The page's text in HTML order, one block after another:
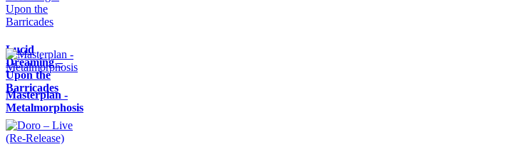
Lucid
Dreaming –
Upon the
Barricades
Masterplan -
Metalmorphosis